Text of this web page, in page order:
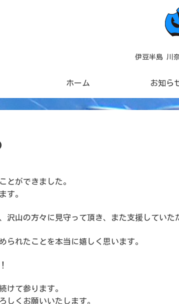
伊豆半島 川
ホーム お知ら
とができました。
す。
沢山の方々に見守って頂き、また支援していた
られたことを本当に嬉しく思います。
けて参ります。
しくお願いいたします。